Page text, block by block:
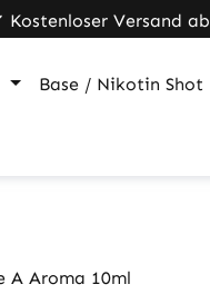
Kostenloser Versand
Base / Nikotin Shot